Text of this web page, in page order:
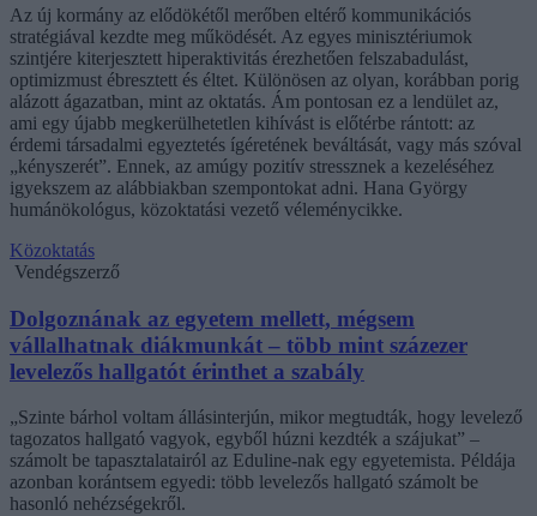
Az új kormány az elődökétől merőben eltérő kommunikációs
stratégiával kezdte meg működését. Az egyes minisztériumok
szintjére kiterjesztett hiperaktivitás érezhetően felszabadulást,
optimizmust ébresztett és éltet. Különösen az olyan, korábban porig
alázott ágazatban, mint az oktatás. Ám pontosan ez a lendület az,
ami egy újabb megkerülhetetlen kihívást is előtérbe rántott: az
érdemi társadalmi egyeztetés ígéretének beváltását, vagy más szóval
„kényszerét”. Ennek, az amúgy pozitív stressznek a kezeléséhez
igyekszem az alábbiakban szempontokat adni. Hana György
humánökológus, közoktatási vezető véleménycikke.
Közoktatás
Vendégszerző
Dolgoznának az egyetem mellett, mégsem
vállalhatnak diákmunkát – több mint százezer
levelezős hallgatót érinthet a szabály
„Szinte bárhol voltam állásinterjún, mikor megtudták, hogy levelező
tagozatos hallgató vagyok, egyből húzni kezdték a szájukat” –
számolt be tapasztalatairól az Eduline-nak egy egyetemista. Példája
azonban korántsem egyedi: több levelezős hallgató számolt be
hasonló nehézségekről.